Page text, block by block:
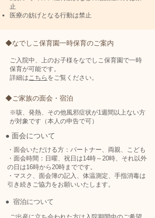
止
医療の妨げとなる行動は禁止
◆なでしこ保育園一時保育のご案内
ご入院中、上のお子様をなでしこ保育園で一時
保育が可能です。
​詳細はこちら をご覧ください。
◆ご家族の面会・宿泊
※咳、発熱、その他風邪症状が1週間以上ない方
が対象です（本人の申告で可）
● 面会について
・面会いただける方：パートナー、両親、こども
・面会時間： 日曜、祝日は14時～20時、それ以外
の日は16時から20時までです。
・マスク、面会簿の記入、体温測定、手指消毒は
引き続きご協力をお願いいたします。
● 宿泊について